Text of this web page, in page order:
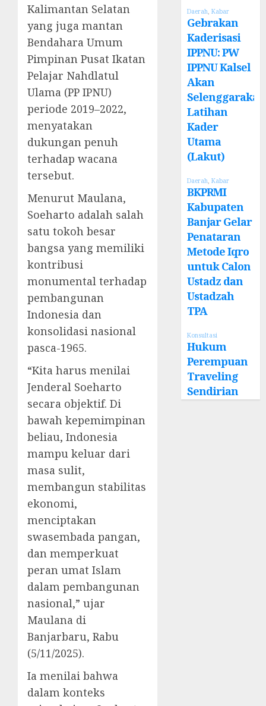
Kalimantan Selatan
yang juga mantan
Bendahara Umum
Pimpinan Pusat Ikatan
Pelajar Nahdlatul
Ulama (PP IPNU)
periode 2019–2022,
menyatakan
dukungan penuh
terhadap wacana
tersebut.
Menurut Maulana,
Soeharto adalah salah
satu tokoh besar
bangsa yang memiliki
kontribusi
monumental terhadap
pembangunan
Indonesia dan
konsolidasi nasional
pasca-1965.
“Kita harus menilai
Jenderal Soeharto
secara objektif. Di
bawah kepemimpinan
beliau, Indonesia
mampu keluar dari
masa sulit,
membangun stabilitas
ekonomi,
menciptakan
swasembada pangan,
dan memperkuat
peran umat Islam
dalam pembangunan
nasional,” ujar
Maulana di
Banjarbaru, Rabu
(5/11/2025).
Ia menilai bahwa
dalam konteks
Daerah ,Kabar
Gebrakan
Kaderisasi
IPPNU: PW
IPPNU Kalsel
Akan
Selenggarakan
Latihan
Kader
Utama
(Lakut)
Daerah ,Kabar
BKPRMI
Kabupaten
Banjar Gelar
Penataran
Metode Iqro
untuk Calon
Ustadz dan
Ustadzah
TPA
Konsultasi
Hukum
Perempuan
Traveling
Sendirian